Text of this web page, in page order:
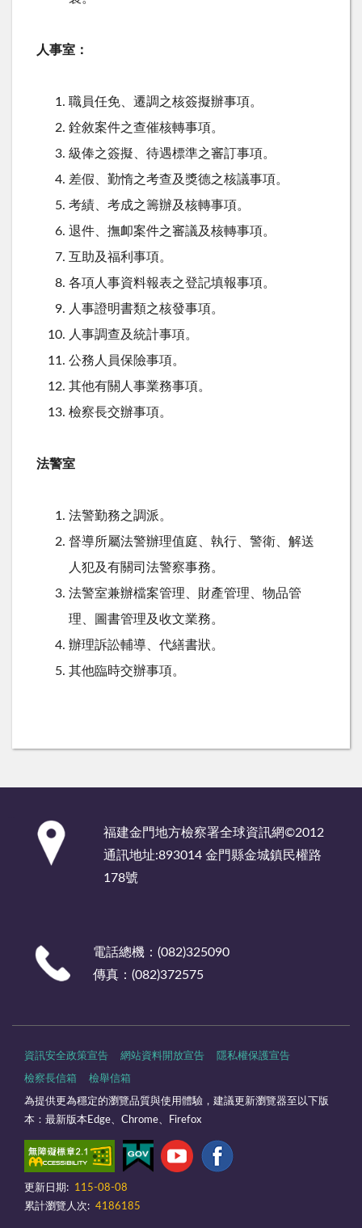
人事室：
職員任免、遷調之核簽擬辦事項。
銓敘案件之查催核轉事項。
級俸之簽擬、待遇標準之審訂事項。
差假、勤惰之考查及獎德之核議事項。
考績、考成之籌辦及核轉事項。
退件、撫卹案件之審議及核轉事項。
互助及福利事項。
各項人事資料報表之登記填報事項。
人事證明書類之核發事項。
人事調查及統計事項。
公務人員保險事項。
其他有關人事業務事項。
檢察長交辦事項。
法警室
法警勤務之調派。
督導所屬法警辦理值庭、執行、警衛、解送
人犯及有關司法警察事務。
法警室兼辦檔案管理、財產管理、物品管
理、圖書管理及收文業務。
辦理訴訟輔導、代繕書狀。
其他臨時交辦事項。
福建金門地方檢察署全球資訊網©2012
通訊地址:893014 金門縣金城鎮民權路
178號
電話總機：(082)325090
傳真：(082)372575
資訊安全政策宣告 網站資料開放宣告 隱私權保護宣告
檢察長信箱 檢舉信箱
為提供更為穩定的瀏覽品質與使用體驗，建議更新瀏覽器至以下版
本：最新版本Edge、Chrome、Firefox
更新日期:
115-08-08
累計瀏覽人次: 4186185